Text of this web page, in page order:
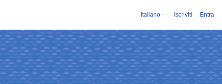
Italiano Iscriviti Entra